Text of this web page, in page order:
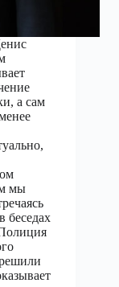
а сам
мы
беседах